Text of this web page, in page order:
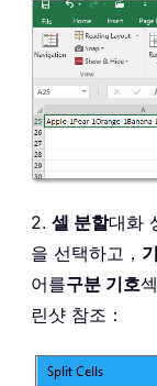
2. 셀 분할대화
을 선택하고，
어를구분 기호
린샷 참조：